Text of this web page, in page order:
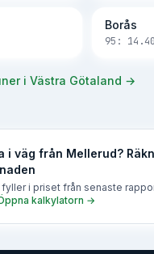
Borås
95: 14.40
i Västra Götaland →
i väg från Mellerud?
fyller i priset från senaste
kalkylatorn →